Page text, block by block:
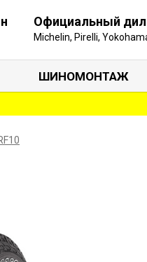
Официальный
Michelin, Pirelli,
ШИНОМОНТАЖ